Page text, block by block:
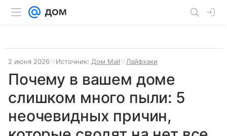
2 июня 2026 Источник: Дом Mail Лайфхаки
Почему в вашем доме
слишком много пыли: 5
неочевидных причин,